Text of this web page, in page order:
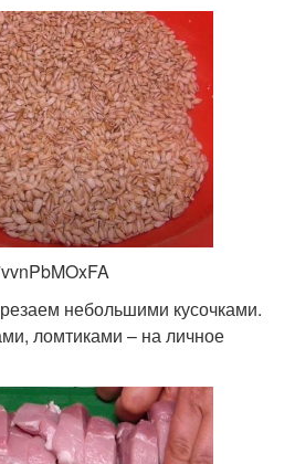
небольшими кусочками.
ломтиками – на личное